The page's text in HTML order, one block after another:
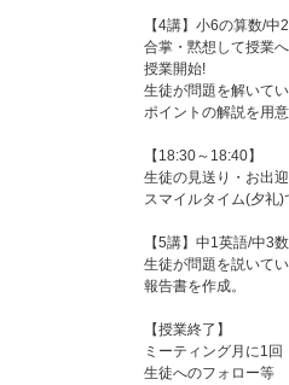
【4講】小6の算数/中
合掌・黙想して授業
授業開始!
生徒が問題を解いて
ポイントの解説を用意
【18:30～18:40】
生徒の見送り・お出
スマイルタイム(夕礼)
【5講】中1英語/中3
生徒が問題を説いて
報告書を作成。
【授業終了】
ミーティング月に1回
生徒へのフォロー等